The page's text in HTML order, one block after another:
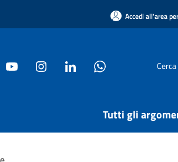
Accedi all'area
Cerca
Tutti gli